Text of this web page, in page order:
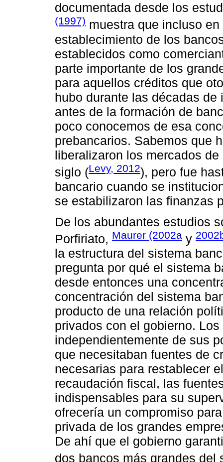
documentada desde los
(1997) muestra que incluso
establecimiento de los
establecidos como
parte importante de los
para aquellos créditos que
hubo durante las décadas
antes de la formación de
poco conocemos de esa
prebancarios. Sabemos que
liberalizaron los mercados
siglo (Levy, 2012), pero fue
bancario cuando se
se estabilizaron las finanzas
De los abundantes estudios
Porfiriato, Maurer (2002a y
la estructura del sistema
pregunta por qué el sistema
desde entonces una
concentración del sistema
producto de una relación
privados con el gobierno.
independientemente de sus
que necesitaban fuentes de
necesarias para restablecer
recaudación fiscal, las
indispensables para su
ofrecería un compromiso
privada de los grandes
De ahí que el gobierno
dos bancos más grandes del